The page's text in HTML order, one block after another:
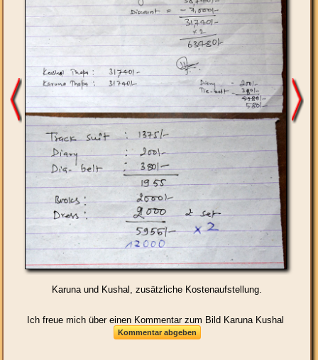
Karuna und Kushal, zusätzliche Kostenaufstellung.
Ich freue mich über einen Kommentar zum Bild Karuna Kushal